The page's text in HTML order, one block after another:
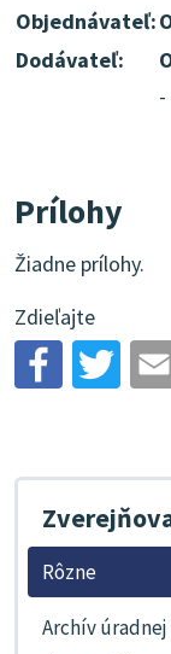
Objednávateľ:
Dodávateľ:
-
Prílohy
Žiadne prílohy.
Zdieľajte
Rôzne
Archív